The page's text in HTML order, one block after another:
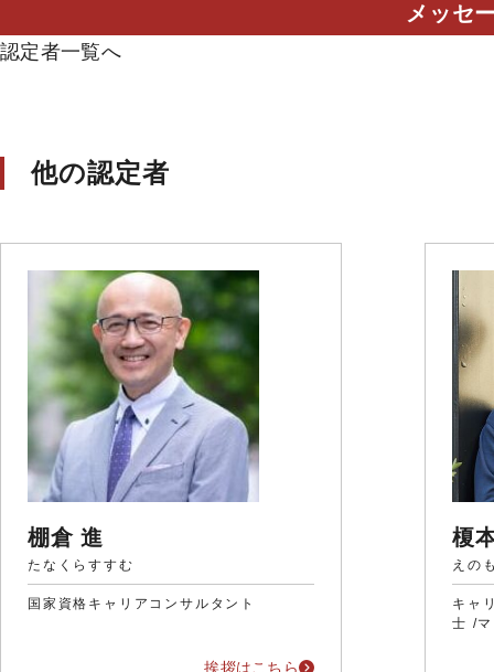
メッセ
認定者一覧へ
他の認定者
棚倉 進
たなくらすすむ
国家資格キャリアコンサルタント
挨拶はこちら
榎
えの
キャ
士 /